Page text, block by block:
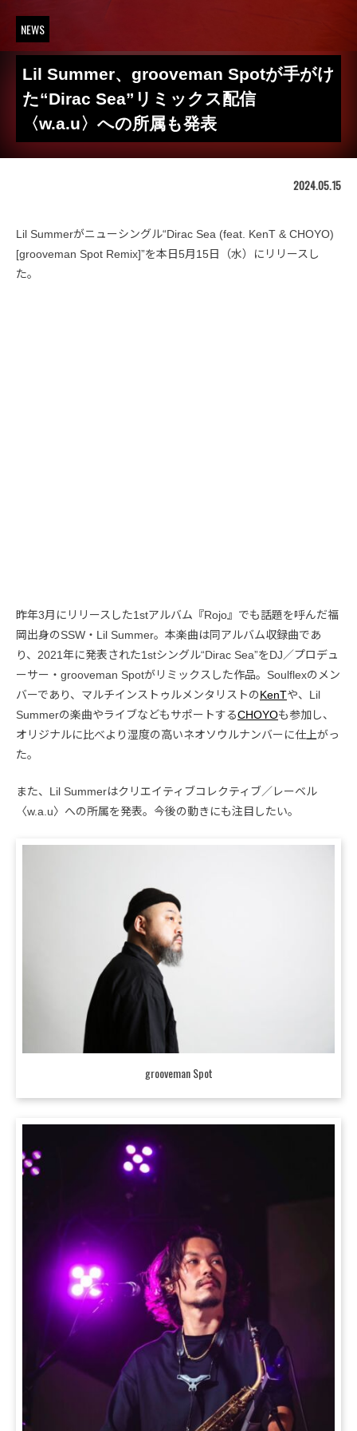
NEWS
Lil Summer、grooveman Spotが手がけ
た“Dirac Sea”リミックス配信
〈w.a.u〉への所属も発表
2024.05.15
Lil Summerがニューシングル“Dirac Sea (feat. KenT & CHOYO)
[grooveman Spot Remix]”を本日5月15日（水）にリリースし
た。
昨年3月にリリースした1stアルバム『Rojo』でも話題を呼んだ福
岡出身のSSW・Lil Summer。本楽曲は同アルバム収録曲であ
り、2021年に発表された1stシングル“Dirac Sea”をDJ／プロデュ
ーサー・grooveman Spotがリミックスした作品。Soulflexのメン
バーであり、マルチインストゥルメンタリストのKenTや、Lil
Summerの楽曲やライブなどもサポートするCHOYOも参加し、
オリジナルに比べより湿度の高いネオソウルナンバーに仕上がっ
た。
また、Lil Summerはクリエイティブコレクティブ／レーベル
〈w.a.u〉への所属を発表。今後の動きにも注目したい。
grooveman Spot